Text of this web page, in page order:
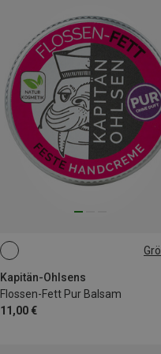
Kapitän-Ohlsens
Flossen-Fett Pur Balsam
11,00 €
18G